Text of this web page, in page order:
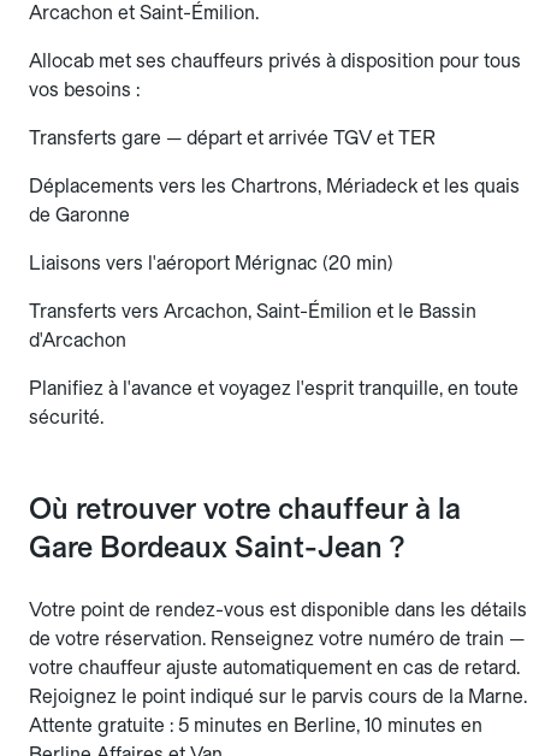
Arcachon et Saint-Émilion.
Allocab met ses chauffeurs privés à disposition pour tous
vos besoins :
Transferts gare — départ et arrivée TGV et TER
Déplacements vers les Chartrons, Mériadeck et les quais
de Garonne
Liaisons vers l'aéroport Mérignac (20 min)
Transferts vers Arcachon, Saint-Émilion et le Bassin
d'Arcachon
Planifiez à l'avance et voyagez l'esprit tranquille, en toute
sécurité.
Où retrouver votre chauffeur à la
Gare Bordeaux Saint-Jean ?
Votre point de rendez-vous est disponible dans les détails
de votre réservation. Renseignez votre numéro de train —
votre chauffeur ajuste automatiquement en cas de retard.
Rejoignez le point indiqué sur le parvis cours de la Marne.
Attente gratuite : 5 minutes en Berline, 10 minutes en